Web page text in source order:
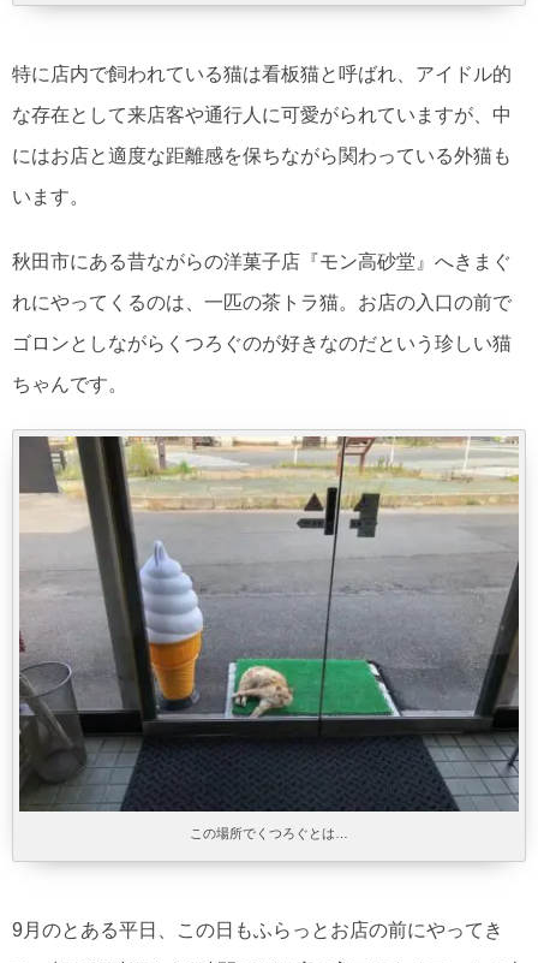
特に店内で飼われている猫は看板猫と呼ばれ、アイドル的
な存在として来店客や通行人に可愛がられていますが、中
にはお店と適度な距離感を保ちながら関わっている外猫も
います。
秋田市にある昔ながらの洋菓子店『モン高砂堂』へきまぐ
れにやってくるのは、一匹の茶トラ猫。お店の入口の前で
ゴロンとしながらくつろぐのが好きなのだという珍しい猫
ちゃんです。
この場所でくつろぐとは…
9月のとある平日、この日もふらっとお店の前にやってき